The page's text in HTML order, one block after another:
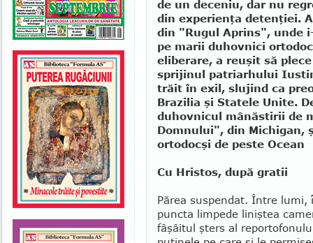
de un deceniu, dar nu
din experienţa detenţiei.
din "Rugul Aprins", unde
pe marii duhovnici
eliberare, a reuşit să
sprijinul patriarhului
trăit în exil, slujind ca
Brazilia şi Statele Unite.
duhovnicul mânăstirii de
Domnului", din Michigan,
ortodocşi de peste Ocean
Cu Hristos, după gratii
Părea suspendat. Între
puncta limpede liniştea
fâşâitul şters al